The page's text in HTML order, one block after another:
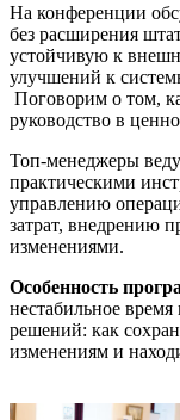
На конференции
без расширения
устойчивую к
улучшений к
Поговорим о том,
руководство в
Топ-менеджеры
практическими
управлению
затрат, внедрению
изменениями.
Особенность
нестабильное
решений: как
изменениям и